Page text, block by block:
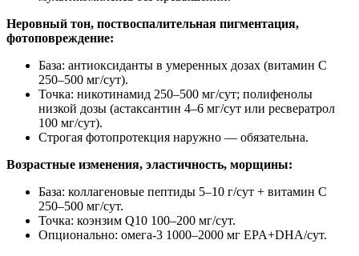
Неровный тон, поствоспалительная пигментация,
фотоповреждение:
База: антиоксиданты в умеренных дозах (витамин C
250–500 мг/сут).
Точка: никотинамид 250–500 мг/сут; полифенолы
низкой дозы (астаксантин 4–6 мг/сут или ресвератрол
100 мг/сут).
Строгая фотопротекция наружно — обязательна.
Возрастные изменения, эластичность, морщины:
База: коллагеновые пептиды 5–10 г/сут + витамин C
250–500 мг/сут.
Точка: коэнзим Q10 100–200 мг/сут.
Опционально: омега‑3 1000–2000 мг EPA+DHA/сут.